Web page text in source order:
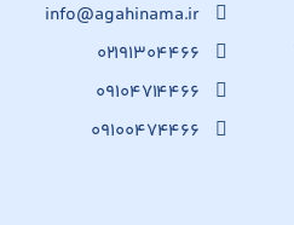
info@agahinama.ir
۰۲۱۹۱۳۰۴۴۶۶
۰۹۱۰۴۷۱۴۴۶۶
۰۹۱۰۰۴۷۴۴۶۶